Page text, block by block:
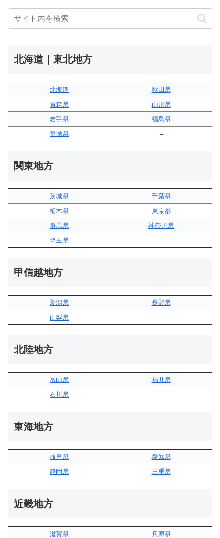
北海道｜東北地方
北海道
秋田県
青森県
山形県
岩手県
福島県
宮城県
–
関東地方
茨城県
千葉県
栃木県
東京都
群馬県
神奈川県
埼玉県
–
甲信越地方
新潟県
長野県
山梨県
–
北陸地方
富山県
福井県
石川県
–
東海地方
岐阜県
愛知県
静岡県
三重県
近畿地方
滋賀県
兵庫県